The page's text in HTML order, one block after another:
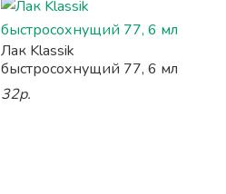
Лак Klassik
быстросохнущий 77, 6 мл
32р.